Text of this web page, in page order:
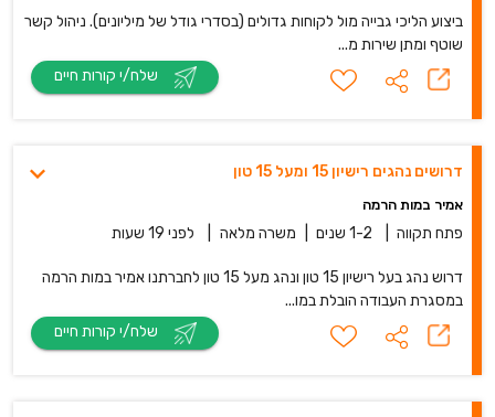
ביצוע הליכי גבייה מול לקוחות גדולים (בסדרי גודל של מיליונים). ניהול קשר
שוטף ומתן שירות מ...
דרושים נהגים רישיון 15 ומעל 15 טון
אמיר במות הרמה
פתח תקווה 1-2 שנים משרה מלאה לפני 19 שעות
דרוש נהג בעל רישיון 15 טון ונהג מעל 15 טון לחברתנו אמיר במות הרמה
במסגרת העבודה הובלת במו...